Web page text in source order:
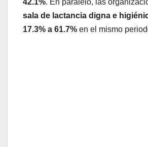
42.1%. En paralelo, las
sala de lactancia digna e
17.3% a 61.7% en el mismo